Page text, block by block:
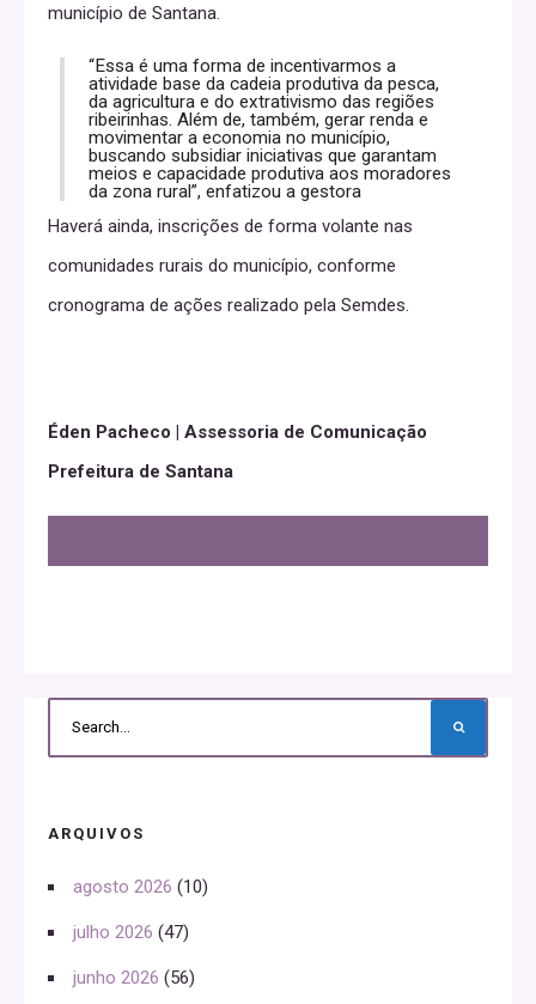
município de Santana.
“Essa é uma forma de incentivarmos a
atividade base da cadeia produtiva da pesca,
da agricultura e do extrativismo das regiões
ribeirinhas. Além de, também, gerar renda e
movimentar a economia no município,
buscando subsidiar iniciativas que garantam
meios e capacidade produtiva aos moradores
da zona rural”, enfatizou a gestora
Haverá ainda, inscrições de forma volante nas
comunidades rurais do município, conforme
cronograma de ações realizado pela Semdes.
Éden Pacheco | Assessoria de Comunicação
Prefeitura de Santana
ARQUIVOS
agosto 2026 (10)
julho 2026 (47)
junho 2026 (56)